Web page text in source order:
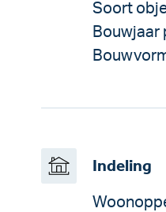
Soort
Bouwjaar
Indeling